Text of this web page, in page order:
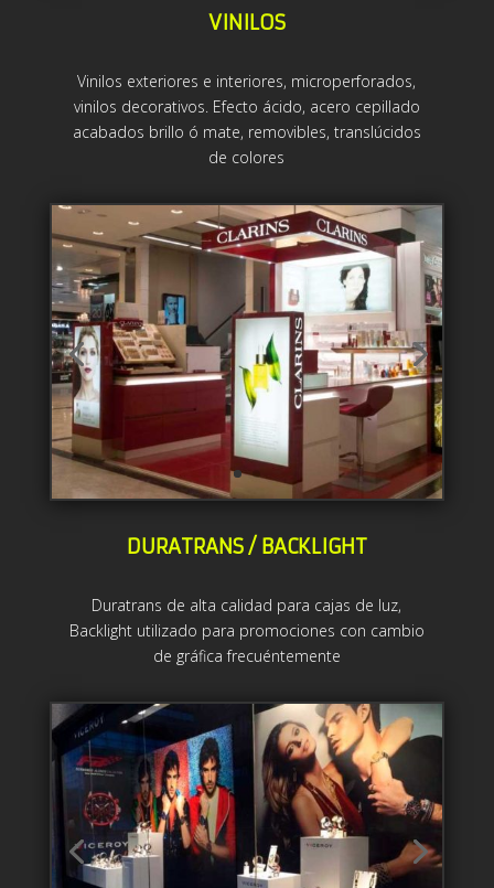
VINILOS
Vinilos exteriores e interiores, microperforados,
vinilos decorativos. Efecto ácido, acero cepillado
acabados brillo ó mate, removibles, translúcidos
de colores
DURATRANS / BACKLIGHT
Duratrans de alta calidad para cajas de luz,
Backlight utilizado para promociones con cambio
de gráfica frecuéntemente